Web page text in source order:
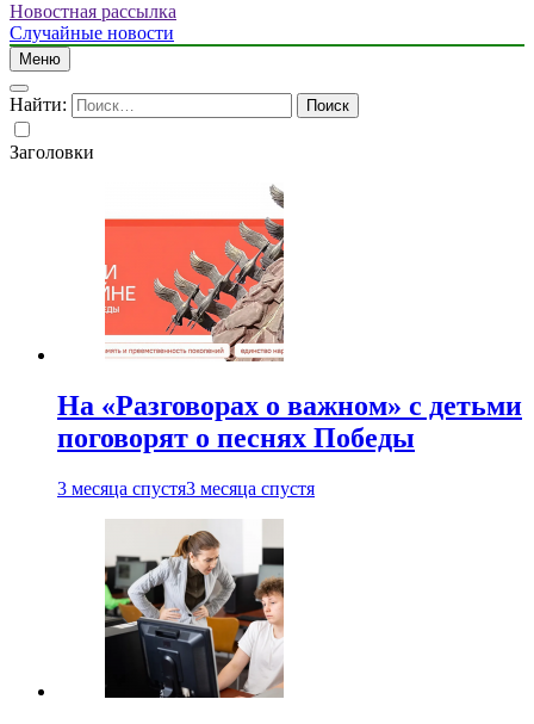
Новостная рассылка
Случайные новости
Меню
Найти:
Заголовки
На «Разговорах о важном» с детьми
поговорят о песнях Победы
3 месяца спустя3 месяца спустя